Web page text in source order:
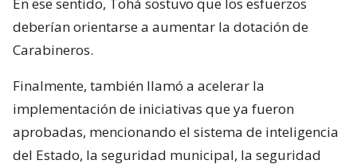
En ese sentido, Tohá sostuvo que los esfuerzos
deberían orientarse a aumentar la dotación de
Carabineros.
Finalmente, también llamó a acelerar la
implementación de iniciativas que ya fueron
aprobadas, mencionando el sistema de inteligencia
del Estado, la seguridad municipal, la seguridad